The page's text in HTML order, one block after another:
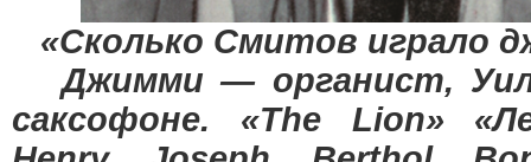
«Сколько Смитов играло
Джимми — органист,
саксофоне. «The Lion»